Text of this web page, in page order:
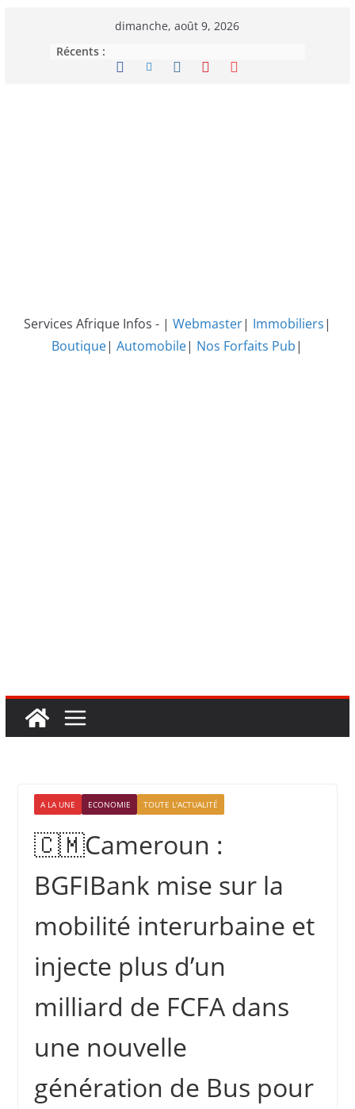
dimanche, août 9, 2026
Récents :
Services Afrique Infos - | Webmaster| Immobiliers|
Boutique|Automobile| Nos Forfaits Pub|
A LA UNE ECONOMIE TOUTE L'ACTUALITÉ
🇨🇲Cameroun :
BGFIBank mise sur la
mobilité interurbaine et
injecte plus d’un
milliard de FCFA dans
une nouvelle
génération de Bus pour